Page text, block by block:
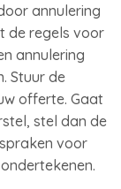
annulering
de regels voor
annulering
Stuur de
offerte. Gaat
stel dan de
voor